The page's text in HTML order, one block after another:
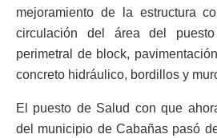
mejoramiento de la estructura
circulación del área del
perimetral de block,
concreto hidráulico, bordillos y
El puesto de Salud con que
del municipio de Cabañas pasó